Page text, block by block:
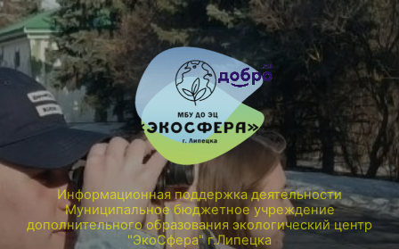
Информационная поддержка деятельности
Муниципальное бюджетное учреждение
дополнительного образования экологический центр
"ЭкоСфера" г.Липецка